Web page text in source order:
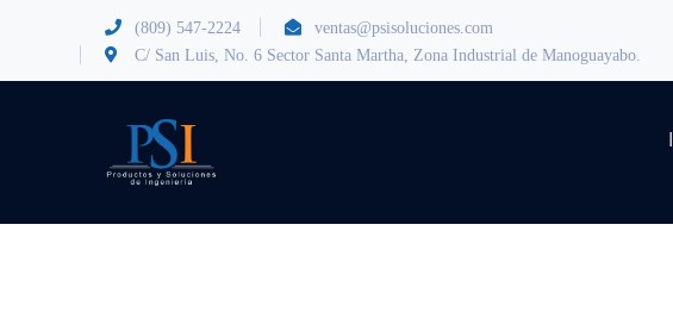
(809) 547-2224
ventas@psisoluciones.com
C/ San Luis, No. 6 Sector Santa Martha, Zona Industrial de Manoguayabo.